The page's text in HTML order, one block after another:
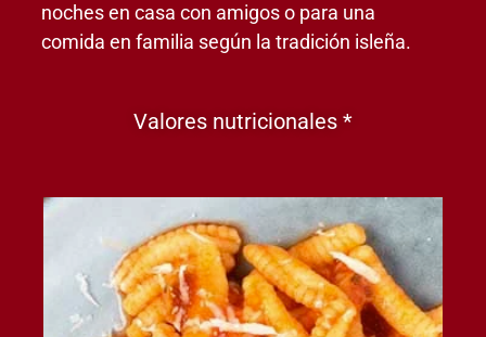
Valores nutricionales *
noches en casa con amigos o para una
comida en familia según la tradición isleña.